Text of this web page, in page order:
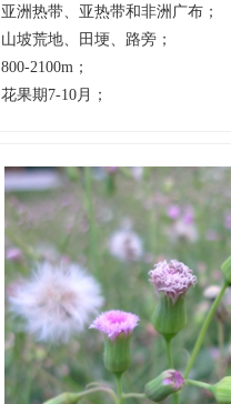
亚洲热带、亚热带和非洲广布；
山坡荒地、田埂、路旁；
800-2100m；
花果期7-10月；